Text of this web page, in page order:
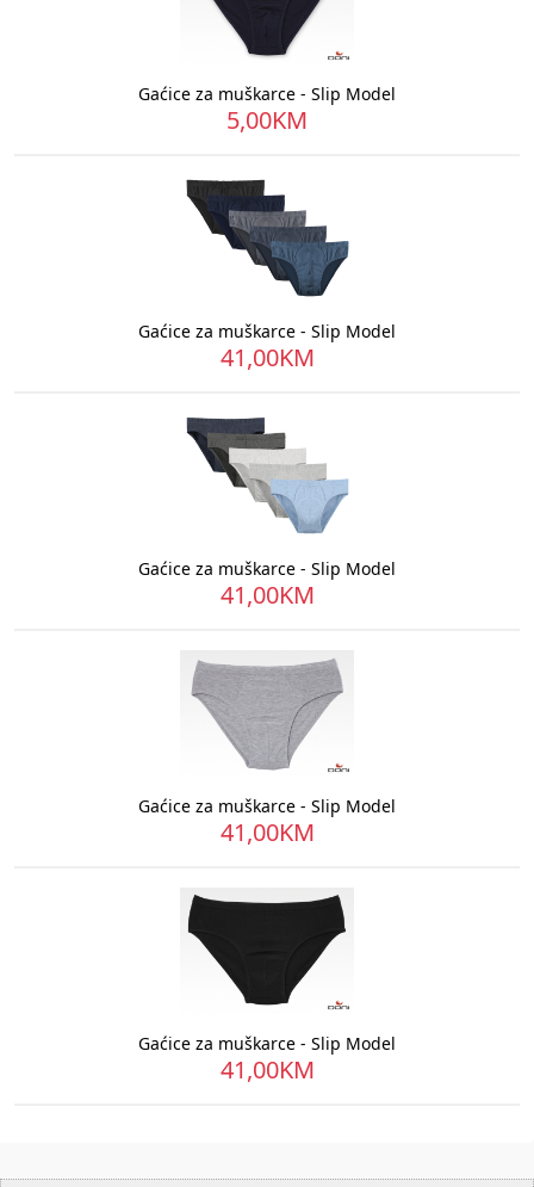
Gaćice za muškarce - Slip Model
5,00KM
Gaćice za muškarce - Slip Model
41,00KM
Gaćice za muškarce - Slip Model
41,00KM
Gaćice za muškarce - Slip Model
41,00KM
Gaćice za muškarce - Slip Model
41,00KM